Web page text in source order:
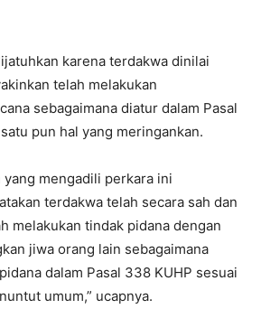
karena terdakwa dinilai
telah melakukan
sebagaimana diatur dalam Pasal
pun hal yang meringankan.
yang mengadili perkara ini
terdakwa telah secara sah dan
melakukan tindak pidana dengan
jiwa orang lain sebagaimana
dalam Pasal 338 KUHP sesuai
umum,” ucapnya.